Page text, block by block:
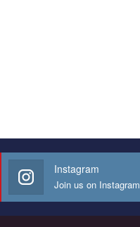
Instagram
Join us on Instagram